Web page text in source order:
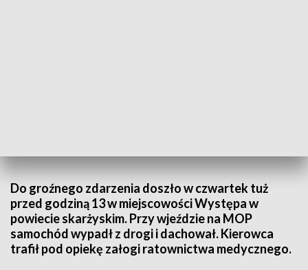
Do groźnego zdarzenia doszło w czwartek tuż
przed godziną 13 w miejscowości Występa w
powiecie skarżyskim. Przy wjeździe na MOP
samochód wypadł z drogi i dachował. Kierowca
trafił pod opiekę załogi ratownictwa medycznego.